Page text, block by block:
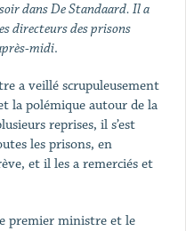
dans De Standaard. Il a
directeurs des prisons
midi.
a veillé scrupuleusement
la polémique autour de la
reprises, il s’est
les prisons, en
et il les a remerciés et
premier ministre et le